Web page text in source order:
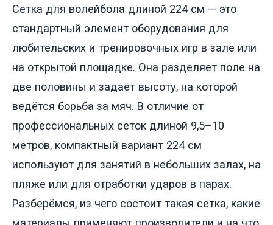
Сетка для волейбола длиной 224 см — это
стандартный элемент оборудования для
любительских и тренировочных игр в зале или
на открытой площадке. Она разделяет поле на
две половины и задаёт высоту, на которой
ведётся борьба за мяч. В отличие от
профессиональных сеток длиной 9,5–10
метров, компактный вариант 224 см
используют для занятий в небольших залах, на
пляже или для отработки ударов в парах.
Разберёмся, из чего состоит такая сетка, какие